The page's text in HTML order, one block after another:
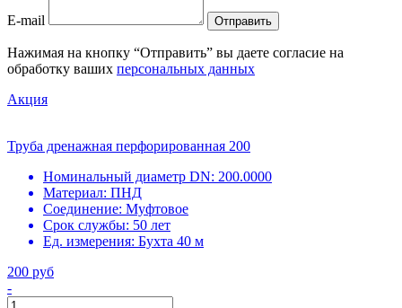
E-mail Отправить
Нажимая на кнопку “Отправить” вы даете согласие на
обработку ваших персональных данных
Акция
Труба дренажная перфорированная 200
Номинальный диаметр DN: 200.0000
Материал: ПНД
Соединение: Муфтовое
Срок службы: 50 лет
Ед. измерения: Бухта 40 м
200 руб
-